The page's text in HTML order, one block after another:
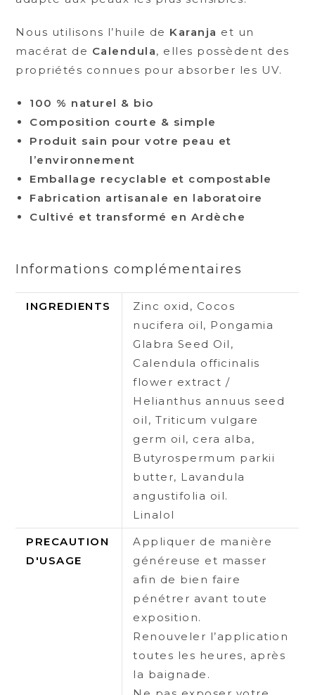
Nous utilisons l’huile de Karanja et un
macérat de Calendula, elles possèdent des
propriétés connues pour absorber les UV.
100 % naturel & bio
Composition courte & simple
Produit sain pour votre peau et
l’environnement
Emballage recyclable et compostable
Fabrication artisanale en laboratoire
Cultivé et transformé en Ardèche
Informations complémentaires
INGREDIENTS
Zinc oxid, Cocos
nucifera oil, Pongamia
Glabra Seed Oil,
Calendula officinalis
flower extract /
Helianthus annuus seed
oil, Triticum vulgare
germ oil, cera alba,
Butyrospermum parkii
butter, Lavandula
angustifolia oil.
Linalol
PRECAUTION
D'USAGE
Appliquer de manière
généreuse et masser
afin de bien faire
pénétrer avant toute
exposition.
Renouveler l’application
toutes les heures, après
la baignade.